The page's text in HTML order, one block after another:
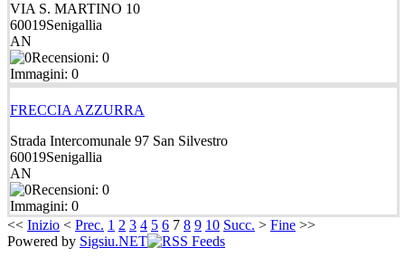
VIA S. MARTINO 10
60019Senigallia
AN
Recensioni: 0
Immagini: 0
FRECCIA AZZURRA
Strada Intercomunale 97 San Silvestro
60019Senigallia
AN
Recensioni: 0
Immagini: 0
<< Inizio < Prec. 1 2 3 4 5 6 7 8 9 10 Succ. > Fine >>
Powered by Sigsiu.NET